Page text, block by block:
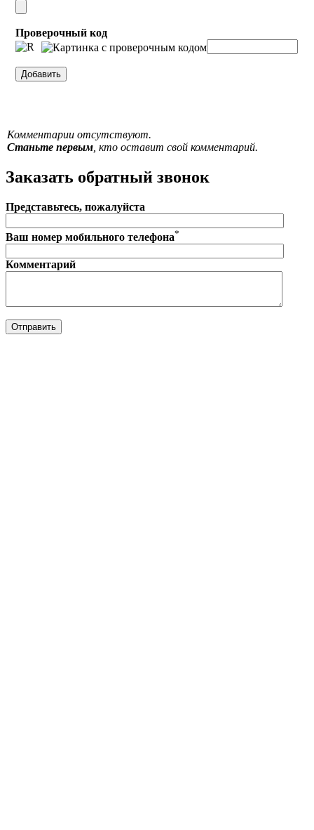
Проверочный код
Комментарии отсутствуют.
Станьте первым, кто оставит свой комментарий.
Заказать обратный звонок
Представьтесь, пожалуйста
Ваш номер мобильного телефона*
Комментарий